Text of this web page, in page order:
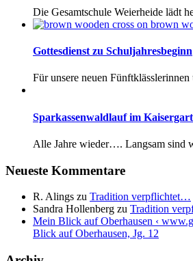
Die Gesamtschule Weierheide lädt
Gottesdienst zu Schuljahresbeginn
Für unsere neuen
Sparkassenwaldlauf im
Alle Jahre wieder…. Langsam sind
Neueste Kommentare
R. Alings zu Tradition verpflichtet…
Sandra Hollenberg zu Tradition
Mein Blick auf Oberhausen ‹
Blick auf Oberhausen, Jg. 12